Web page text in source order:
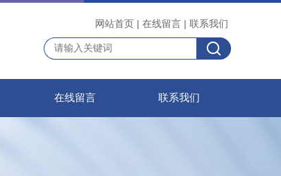
网站首页 | 在线留言 | 联系我们
在线留言 联系我们